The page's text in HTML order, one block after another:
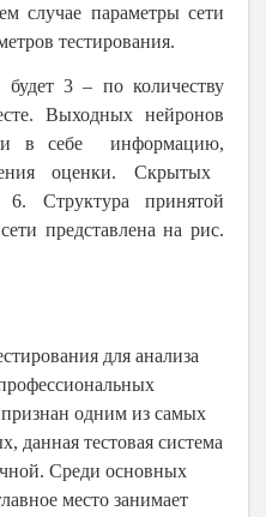
случае параметры сети
тестирования.
будет 3– по количеству
Выходных нейронов
в себе информацию,
оценки. Скрытых
Структура принятой
представлена на рис.
для анализа
одним из самых
данная тестовая система
Среди основных
место занимает